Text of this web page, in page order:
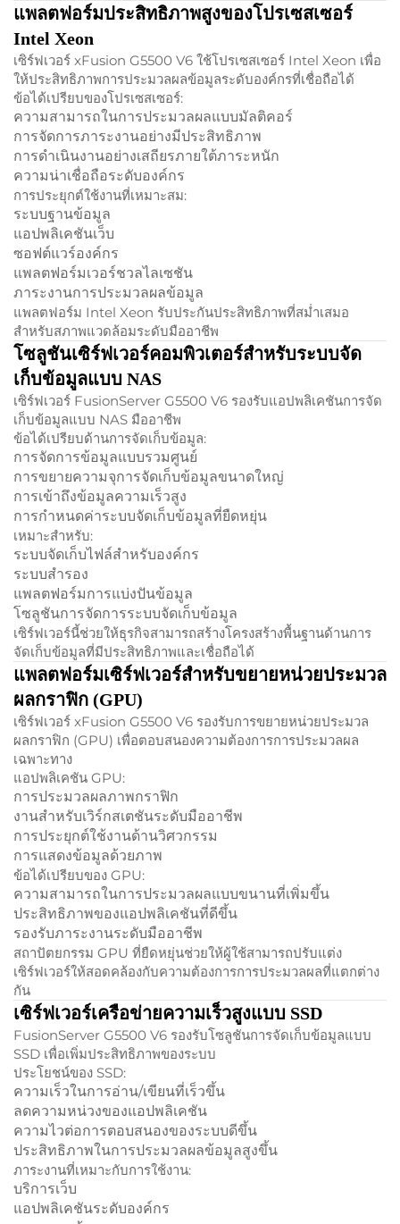
แพลตฟอร์มประสิทธิภาพสูงของโปรเซสเซอร์
Intel Xeon
เซิร์ฟเวอร์ xFusion G5500 V6 ใช้โปรเซสเซอร์ Intel Xeon เพื่อ
ให้ประสิทธิภาพการประมวลผลข้อมูลระดับองค์กรที่เชื่อถือได้
ข้อได้เปรียบของโปรเซสเซอร์:
ความสามารถในการประมวลผลแบบมัลติคอร์
การจัดการภาระงานอย่างมีประสิทธิภาพ
การดำเนินงานอย่างเสถียรภายใต้ภาระหนัก
ความน่าเชื่อถือระดับองค์กร
การประยุกต์ใช้งานที่เหมาะสม:
ระบบฐานข้อมูล
แอปพลิเคชันเว็บ
ซอฟต์แวร์องค์กร
แพลตฟอร์มเวอร์ชวลไลเซชัน
ภาระงานการประมวลผลข้อมูล
แพลตฟอร์ม Intel Xeon รับประกันประสิทธิภาพที่สม่ำเสมอ
สำหรับสภาพแวดล้อมระดับมืออาชีพ
โซลูชันเซิร์ฟเวอร์คอมพิวเตอร์สำหรับระบบจัด
เก็บข้อมูลแบบ NAS
เซิร์ฟเวอร์ FusionServer G5500 V6 รองรับแอปพลิเคชันการจัด
เก็บข้อมูลแบบ NAS มืออาชีพ
ข้อได้เปรียบด้านการจัดเก็บข้อมูล:
การจัดการข้อมูลแบบรวมศูนย์
การขยายความจุการจัดเก็บข้อมูลขนาดใหญ่
การเข้าถึงข้อมูลความเร็วสูง
การกำหนดค่าระบบจัดเก็บข้อมูลที่ยืดหยุ่น
เหมาะสำหรับ:
ระบบจัดเก็บไฟล์สำหรับองค์กร
ระบบสํารอง
แพลตฟอร์มการแบ่งปันข้อมูล
โซลูชันการจัดการระบบจัดเก็บข้อมูล
เซิร์ฟเวอร์นี้ช่วยให้ธุรกิจสามารถสร้างโครงสร้างพื้นฐานด้านการ
จัดเก็บข้อมูลที่มีประสิทธิภาพและเชื่อถือได้
แพลตฟอร์มเซิร์ฟเวอร์สำหรับขยายหน่วยประมวล
ผลกราฟิก (GPU)
เซิร์ฟเวอร์ xFusion G5500 V6 รองรับการขยายหน่วยประมวล
ผลกราฟิก (GPU) เพื่อตอบสนองความต้องการการประมวลผล
เฉพาะทาง
แอปพลิเคชัน GPU:
การประมวลผลภาพกราฟิก
งานสำหรับเวิร์กสเตชันระดับมืออาชีพ
การประยุกต์ใช้งานด้านวิศวกรรม
การแสดงข้อมูลด้วยภาพ
ข้อได้เปรียบของ GPU:
ความสามารถในการประมวลผลแบบขนานที่เพิ่มขึ้น
ประสิทธิภาพของแอปพลิเคชันที่ดีขึ้น
รองรับภาระงานระดับมืออาชีพ
สถาปัตยกรรม GPU ที่ยืดหยุ่นช่วยให้ผู้ใช้สามารถปรับแต่ง
เซิร์ฟเวอร์ให้สอดคล้องกับความต้องการการประมวลผลที่แตกต่าง
กัน
เซิร์ฟเวอร์เครือข่ายความเร็วสูงแบบ SSD
FusionServer G5500 V6 รองรับโซลูชันการจัดเก็บข้อมูลแบบ
SSD เพื่อเพิ่มประสิทธิภาพของระบบ
ประโยชน์ของ SSD:
ความเร็วในการอ่าน/เขียนที่เร็วขึ้น
ลดความหน่วงของแอปพลิเคชัน
ความไวต่อการตอบสนองของระบบดีขึ้น
ประสิทธิภาพในการประมวลผลข้อมูลสูงขึ้น
ภาระงานที่เหมาะกับการใช้งาน:
บริการเว็บ
แอปพลิเคชันระดับองค์กร